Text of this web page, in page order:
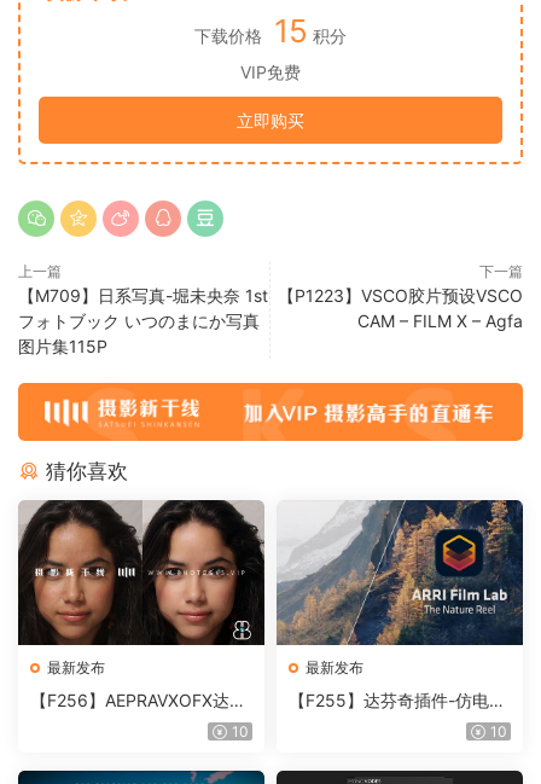
下载价格 15 积分
VIP免费
立即购买
上一篇
【M709】日系写真-堀未央奈 1st
フォトブック いつのまにか写真
图片集115P
下一篇
【P1223】VSCO胶片预设VSCO
CAM – FILM X – Agfa
猜你喜欢
最新发布
【F256】AEPRAVXOFX达芬
奇视频人像磨皮润肤美颜插件
10
最新发布
【F255】达芬奇插件-仿电影
胶片视频调色插件 ARRI Film
10